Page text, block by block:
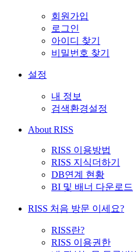
회원가입
로그인
아이디 찾기
비밀번호 찾기
설정
내 정보
검색환경설정
About RISS
RISS 이용방법
RISS 지식더하기
DB연계 현황
BI 및 배너 다운로드
RISS 처음 방문 이세요?
RISS란?
RISS 이용권한